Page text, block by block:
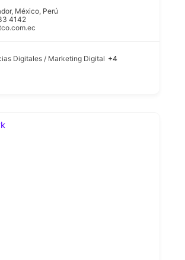
, México, Perú
4142
Digitales / Marketing Digital +4